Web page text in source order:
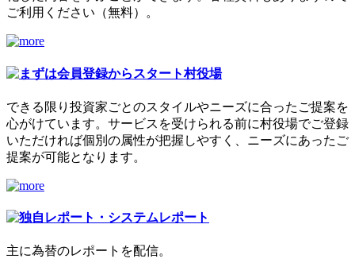
ご利用ください（無料）。
できる限り投資家ごとのスタイルやニーズに合ったご提案を
心がけています。サービスを受けられる前に村役場でご登録
いただければ個別の属性が把握しやすく、ニーズにあったご
提案が可能となります。
主に為替のレポートを配信。